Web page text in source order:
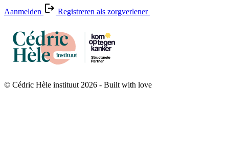
Aanmelden Registreren als zorgverlener
© Cédric Hèle instituut 2026 - Built with love